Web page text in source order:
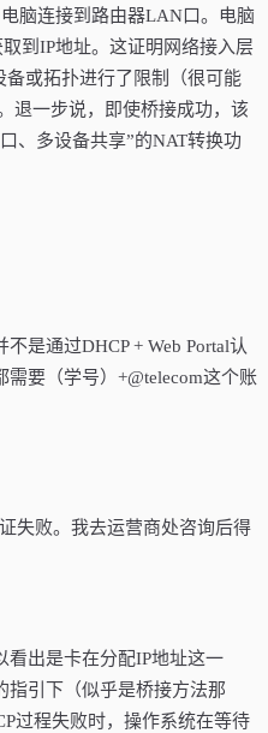
脑连接到路由器LAN口。电脑
到IP地址。这证明网络接入层
备或拓扑进行了限制（很可能
退一步说，即使桥接成功，该
、多设备共享”的NAT转换功
是通过DHCP + Web Portal认
要（学号）+@telecom这个账
失败。我去运营商处咨询后得
看出是卡在分配IP地址这一
指引下（似乎是桥接方法那
过程失败时，操作系统在等待